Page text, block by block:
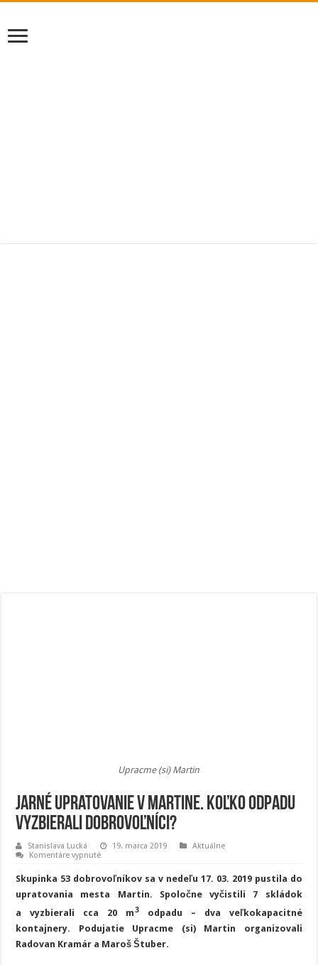
Upracme (si) Martin
Jarné upratovanie v Martine. Koľko odpadu
vyzbierali dobrovoľníci?
Stanislava Lucká 19. marca 2019
Aktuálne
Komentáre vypnuténa
upratovanie
v
Martine.
odpadu
dobrovoľníci?
Skupinka 53 dobrovoľníkov sa v nedeľu 17. 03. 2019 pustila do
upratovania mesta Martin. Spoločne vyčistili 7 skládok
a vyzbierali cca 20 m3odpadu – dva veľkokapacitné
kontajnery. Podujatie Upracme (si) Martin organizovali
Radovan Kramár a Maroš Štuber.